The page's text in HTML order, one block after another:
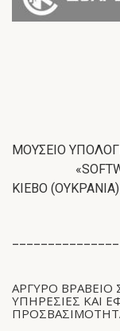
ΜΟΥΣΕΙΟ
«SOFTWARE
ΚΙΕΒΟ (ΟΥΚΡΑΝΙΑ)
ΑΡΓΥΡΟ ΒΡΑΒΕΙΟ
ΥΠΗΡΕΣΊΕΣ ΚΑΙ